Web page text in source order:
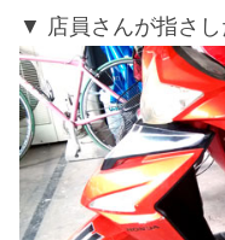
店員さんが指さし